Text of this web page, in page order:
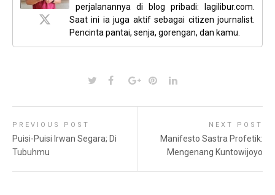
perjalanannya di blog pribadi: lagilibur.com.
Saat ini ia juga aktif sebagai citizen journalist.
Pencinta pantai, senja, gorengan, dan kamu.
PREVIOUS POST
Puisi-Puisi Irwan Segara; Di
Tubuhmu
NEXT POST
Manifesto Sastra Profetik:
Mengenang Kuntowijoyo